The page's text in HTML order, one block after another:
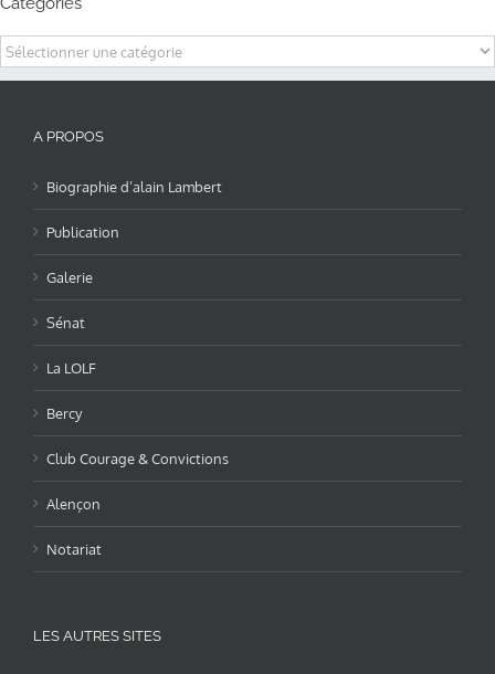
Categories
A PROPOS
Biographie d’alain Lambert
Publication
Galerie
Sénat
La LOLF
Bercy
Club Courage & Convictions
Alençon
Notariat
LES AUTRES SITES